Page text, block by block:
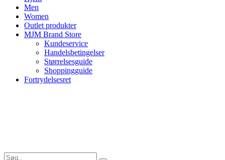
Men
Women
Outlet produkter
MJM Brand Store
Kundeservice
Handelsbetingelser
Størrelsesguide
Shoppingguide
Fortrydelsesret